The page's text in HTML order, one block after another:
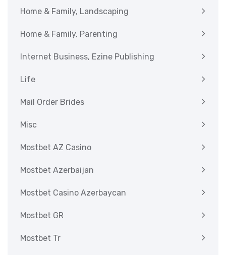
Home & Family, Landscaping
Home & Family, Parenting
Internet Business, Ezine Publishing
Life
Mail Order Brides
Misc
Mostbet AZ Casino
Mostbet Azerbaijan
Mostbet Casino Azerbaycan
Mostbet GR
Mostbet Tr